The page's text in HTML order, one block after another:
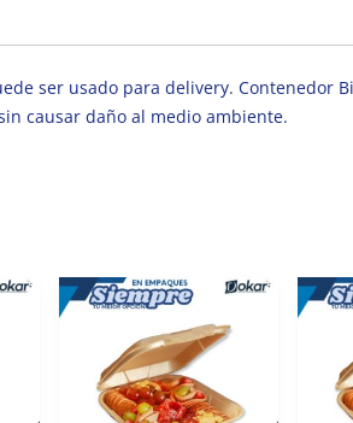
ser usado para delivery. Contenedor
causar daño al medio ambiente.